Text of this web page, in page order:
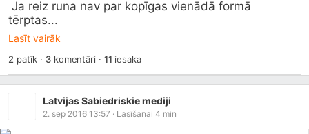
tērptas...
Lasīt vairāk
2 patīk · 3komentāri · 11 iesaka
Latvijas Sabiedriskie mediji
2. sep 2016 13:57 · Lasīšanai 4 min